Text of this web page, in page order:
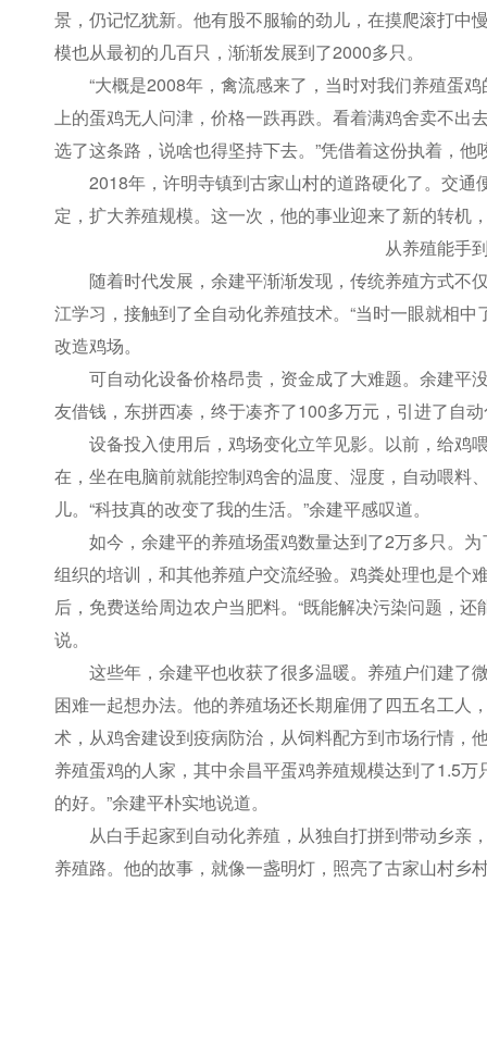
景，仍记忆犹新。他有股不服输的劲儿，在摸爬滚打中
模也从最初的几百只，渐渐发展到了2000多只。
“大概是2008年，禽流感来了，当时对我们养殖蛋
上的蛋鸡无人问津，价格一跌再跌。看着满鸡舍卖不出
选了这条路，说啥也得坚持下去。”凭借着这份执着，
2018年，许明寺镇到古家山村的道路硬化了。交
定，扩大养殖规模。这一次，他的事业迎来了新的转机
从养殖能手
随着时代发展，余建平渐渐发现，传统养殖方式不
江学习，接触到了全自动化养殖技术。“当时一眼就相
改造鸡场。
可自动化设备价格昂贵，资金成了大难题。余建平
友借钱，东拼西凑，终于凑齐了100多万元，引进了自
设备投入使用后，鸡场变化立竿见影。以前，给鸡
在，坐在电脑前就能控制鸡舍的温度、湿度，自动喂料
儿。“科技真的改变了我的生活。”余建平感叹道。
如今，余建平的养殖场蛋鸡数量达到了2万多只。
组织的培训，和其他养殖户交流经验。鸡粪处理也是个
后，免费送给周边农户当肥料。“既能解决污染问题，
说。
这些年，余建平也收获了很多温暖。养殖户们建了
困难一起想办法。他的养殖场还长期雇佣了四五名工人
术，从鸡舍建设到疫病防治，从饲料配方到市场行情，
养殖蛋鸡的人家，其中余昌平蛋鸡养殖规模达到了1.5
的好。”余建平朴实地说道。
从白手起家到自动化养殖，从独自打拼到带动乡亲
养殖路。他的故事，就像一盏明灯，照亮了古家山村乡